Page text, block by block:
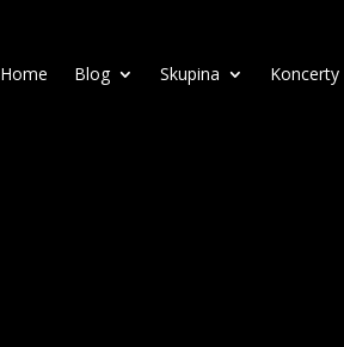
Home Blog Skupina Koncerty